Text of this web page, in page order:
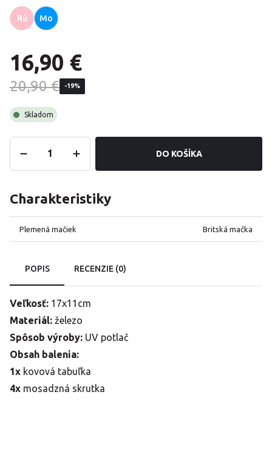
Rú Mo
16,90 €
20,90 € -19%
Skladom
DO KOŠÍKA
Charakteristiky
Plemená mačiek Britská mačka
POPIS RECENZIE (0)
Veľkosť: 17x11cm
Materiál: železo
Spôsob výroby: UV potlač
Obsah balenia:
1x kovová tabuľka
4x mosadzná skrutka